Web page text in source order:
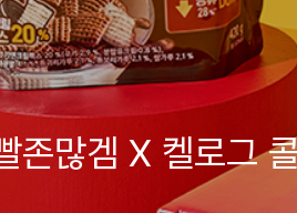
존많겜 X 켈로그